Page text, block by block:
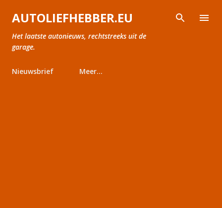
Doorgaan naar hoofdcontent
AUTOLIEFHEBBER.EU
Het laatste autonieuws, rechtstreeks uit de
garage.
Nieuwsbrief Meer…